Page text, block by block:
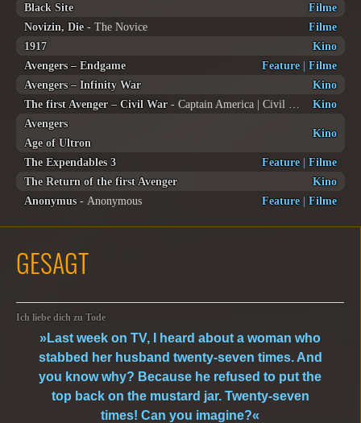
Black Site
Filme
Novizin, Die- The Novice
Filme
1917
Kino
Avengers – Endgame
Feature| Filme
Avengers – Infinity War
Kino
The first Avenger – Civil War
Kino
Avengers
Age of Ultron
Kino
The Expendables 3 Feature| Filme
The Return of the first Avenger
Kino
Anonymus- Anonymous Feature| Filme
GESAGT
Ich liebe dich zu Tode
»Last week on TV, I heard about a woman who
stabbed her husband twenty-seven times. And
you know why? Because he refused to put the
top back on the mustard jar. Twenty-seven
times! Can you imagine?«